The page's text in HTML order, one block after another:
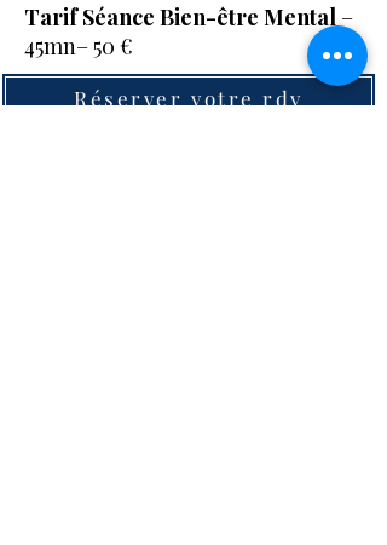
Tarif Séance Bien-être Mental –
45mn– 50 €
Réserver votre rdv